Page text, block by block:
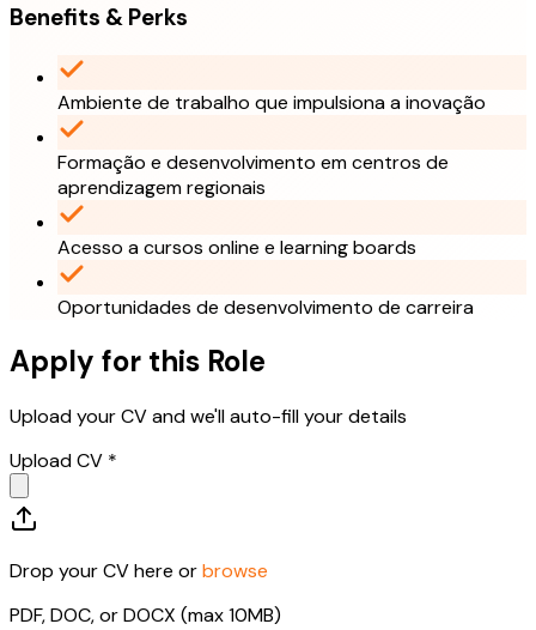
Benefits & Perks
Ambiente de trabalho que impulsiona a inovação
Formação e desenvolvimento em centros de
aprendizagem regionais
Acesso a cursos online e learning boards
Oportunidades de desenvolvimento de carreira
Apply for this Role
Upload your CV and we'll auto-fill your details
Upload CV *
Drop your CV here orbrowse
PDF, DOC, or DOCX (max 10MB)